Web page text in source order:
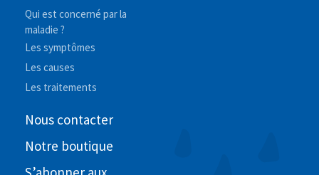
Qui est concerné par la
maladie ?
Les symptômes
Les causes
Les traitements
Nous contacter
Notre boutique